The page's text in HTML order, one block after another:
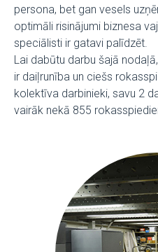
persona, bet gan vesels
optimāli risinājumi biznesa
speciālisti ir gatavi palīdzēt.
Lai dabūtu darbu šajā
ir daiļrunība un ciešs
kolektīva darbinieki, savu 2
vairāk nekā 855